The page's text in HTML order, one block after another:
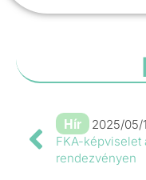
Hír
2025/05/
FKA-képviselet
rendezvényen